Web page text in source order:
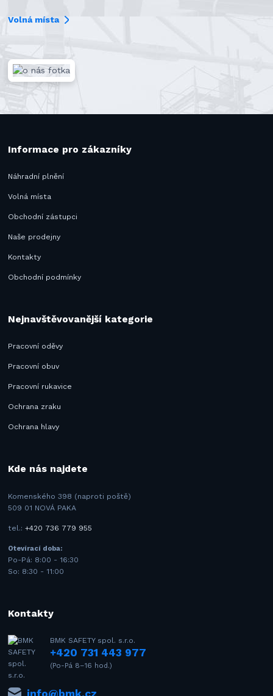
Volná místa
Informace pro zákazníky
Náhradní plnění
Volná místa
Obchodní zástupci
Naše prodejny
Kontakty
Obchodní podmínky
Nejnavštěvovanější kategorie
Pracovní oděvy
Pracovní obuv
Pracovní rukavice
Ochrana zraku
Ochrana hlavy
Kde nás najdete
Komenského 398 (naproti poště)
509 01 NOVÁ PAKA
tel.:+420 736 779 955
Otevírací doba:
Po-Pá: 8:00 - 16:30
So: 8:30 - 11:00
Kontakty
BMK SAFETY spol. s.r.o.
+420 731 443 977
(Po-Pá 8–16 hod.)
info@bmk.cz